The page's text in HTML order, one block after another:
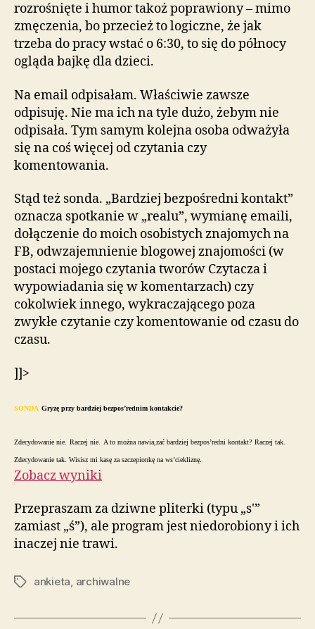
rozrośnięte i humor takoż poprawiony – mimo
zmęczenia, bo przecież to logiczne, że jak
trzeba do pracy wstać o 6:30, to się do północy
ogląda bajkę dla dzieci.
Na email odpisałam. Właściwie zawsze
odpisuję. Nie ma ich na tyle dużo, żebym nie
odpisała. Tym samym kolejna osoba odważyła
się na coś więcej od czytania czy
komentowania.
Stąd też sonda. „Bardziej bezpośredni kontakt”
oznacza spotkanie w „realu”, wymianę emaili,
dołączenie do moich osobistych znajomych na
FB, odwzajemnienie blogowej znajomości (w
postaci mojego czytania tworów Czytacza i
wypowiadania się w komentarzach) czy
cokolwiek innego, wykraczającego poza
zwykłe czytanie czy komentowanie od czasu do
czasu.
]]>
SONDA Gryzę przy bardziej bezpos’rednim kontakcie?
Zdecydowanie nie. Raczej nie. A to można nawia,zać bardziej bezpos’redni kontakt? Raczej tak.
Zdecydowanie tak. Wisisz mi kasę za szczepionkę na ws’ciekliznę.
Zobacz wyniki
Przepraszam za dziwne pliterki (typu „s'”
zamiast „ś”), ale program jest niedorobiony i ich
inaczej nie trawi.
Tagiankieta, archiwalne